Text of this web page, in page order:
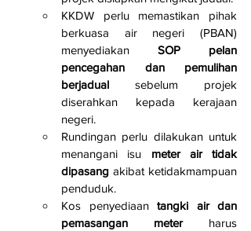
KKDW perlu memastikan pihak
berkuasa air negeri (PBAN)
menyediakan SOP pelan
pencegahan dan pemulihan
berjadual sebelum projek
diserahkan kepada kerajaan
negeri.
Rundingan perlu dilakukan untuk
menangani isu meter air tidak
dipasang akibat ketidakmampuan
penduduk.
Kos penyediaan tangki air dan
pemasangan meter harus